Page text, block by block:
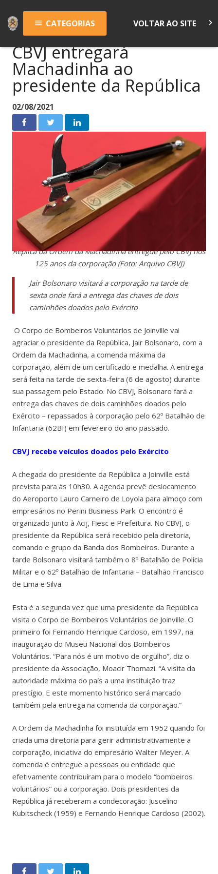
menu CATEGORIAS VOLTAR AO SITE keyboard_arrow_right
CBVJ entregará
Machadinha ao
presidente da República
02/08/2021
Réplica da Ordem da Machadinha entregue pelo CBVJ nos
125 anos da corporação (Foto: Arquivo CBVJ)
Jair Bolsonaro visitará a corporação na tarde de
sexta onde fará a entrega das chaves de dois
caminhões doados pelo Exército
O Corpo de Bombeiros Voluntários de Joinville vai
agraciar o presidente da República, Jair Bolsonaro, com a
Ordem da Machadinha, a comenda máxima da
corporação, além de um certificado e medalha. A entrega
será feita na tarde de sexta-feira (6 de agosto) durante
sua passagem pelo Estado. No CBVJ, Bolsonaro fará a
entrega das chaves de dois caminhões doados pelo
Exército – repassados à corporação pelo 62º Batalhão de
Infantaria (62BI) em fevereiro do ano passado.
CBVJ recebe veículos doados pelo Exército
A chegada do presidente da República a Joinville está
prevista para às 10h30. A agenda prevê deslocamento
do Aeroporto Lauro Carneiro de Loyola para almoço com
empresários no Perini Business Park. O encontro é
organizado junto à Acij, Fiesc e Prefeitura. No CBVJ, o
presidente da República será recebido pela diretoria,
comando e grupo da Banda dos Bombeiros. Durante a
tarde Bolsonaro visitará também o 8º Batalhão de Polícia
Militar e o 62º Batalhão de Infantaria – Batalhão Francisco
de Lima e Silva.
Esta é a segunda vez que uma presidente da República
visita o Corpo de Bombeiros Voluntários de Joinville. O
primeiro foi Fernando Henrique Cardoso, em 1997, na
inauguração do Museu Nacional dos Bombeiros
Voluntários. “Para nós é um motivo de orgulho”, diz o
presidente da Associação, Moacir Thomazi. “A visita da
autoridade máxima do país a uma instituição traz
prestígio. E este momento histórico será marcado
também pela entrega na comenda da corporação.”
A Ordem da Machadinha foi instituída em 1952 quando foi
criada uma diretoria para gerir administrativamente a
corporação, iniciativa do empresário Walter Meyer. A
comenda é entregue a pessoas ou entidade que
efetivamente contribuíram para o modelo “bombeiros
voluntários” ou a corporação. Dois presidentes da
República já receberam a condecoração: Juscelino
Kubitscheck (1959) e Fernando Henrique Cardoso (2002).